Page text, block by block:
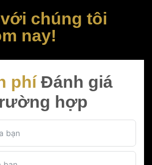
chúng tôi
nay!
phí Đánh giá
hợp